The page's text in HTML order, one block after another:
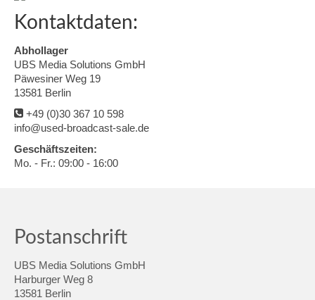
Kontaktdaten:
Abhollager
UBS Media Solutions GmbH
Päwesiner Weg 19
13581 Berlin
+49 (0)30 367 10 598
info@used-broadcast-sale.de
Geschäftszeiten:
Mo. - Fr.: 09:00 - 16:00
Postanschrift
UBS Media Solutions GmbH
Harburger Weg 8
13581 Berlin